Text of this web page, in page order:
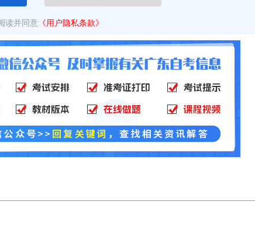
读并同意 《用户隐私条款》